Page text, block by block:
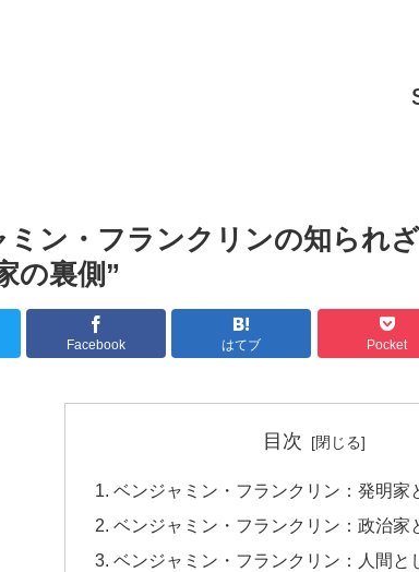
ミン・フランクリンの知られ
の裏側”
Facebook はてブ Pocket
目次
ベンジャミン・フランクリン：発明家
ベンジャミン・フランクリン：政治家
ベンジャミン・フランクリン：人間と